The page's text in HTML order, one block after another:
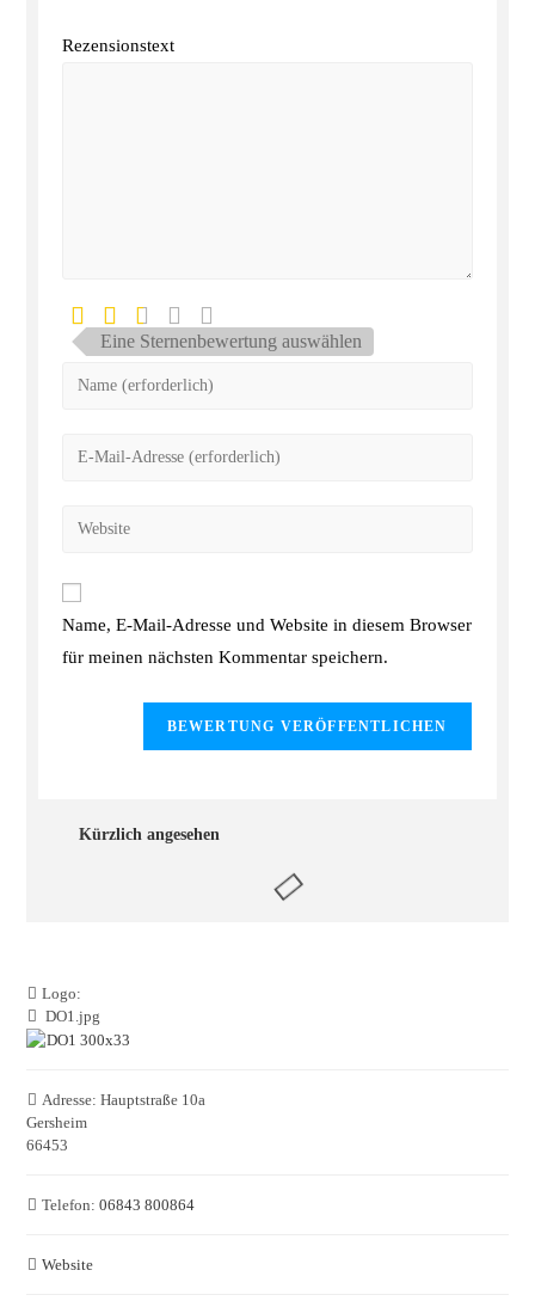
Rezensionstext
Eine Sternenbewertung auswählen
Name, E-Mail-Adresse und Website in diesem Browser
für meinen nächsten Kommentar speichern.
Kürzlich angesehen
Logo:
DO1.jpg
Adresse: Hauptstraße 10a
Gersheim
66453
Telefon: 06843 800864
Website